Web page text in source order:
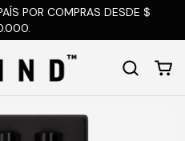
POR COMPRAS DESDE $